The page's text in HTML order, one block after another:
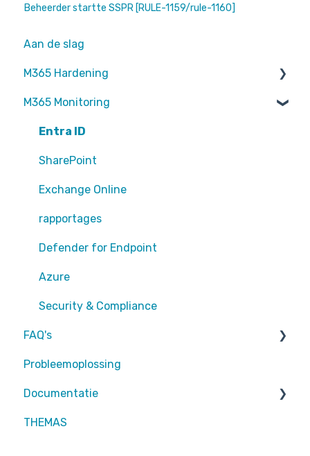
Beheerder startte SSPR [RULE-1159/rule-1160]
Aan de slag
M365 Hardening
Operational
Teams
Sharepoint
Exchange Online
EntraID - MFA
EntraID - Guests
EntraID - Conditional Access
EntraID - General
Defender XDR
Intune
M365 Monitoring
Entra ID
SharePoint
Exchange Online
rapportages
Defender for Endpoint
Azure
Security & Compliance
FAQ's
Partners
Attic MDR
Probleemoplossing
Documentatie
Partners
THEMAS